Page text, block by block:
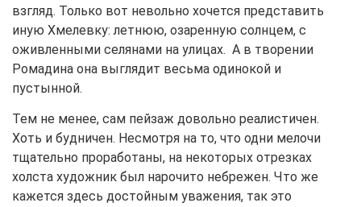
взгляд. Только вот невольно хочется представить
иную Хмелевку: летнюю, озаренную солнцем, с
оживленными селянами на улицах. А в творении
Ромадина она выглядит весьма одинокой и
пустынной.
Тем не менее, сам пейзаж довольно реалистичен.
Хоть и будничен. Несмотря на то, что одни мелочи
тщательно проработаны, на некоторых отрезках
холста художник был нарочито небрежен. Что же
кажется здесь достойным уважения, так это